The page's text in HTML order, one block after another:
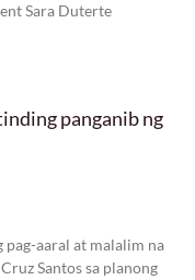
Sara Duterte
panganib ng
pag-aaral at malalim na
Santos sa planong